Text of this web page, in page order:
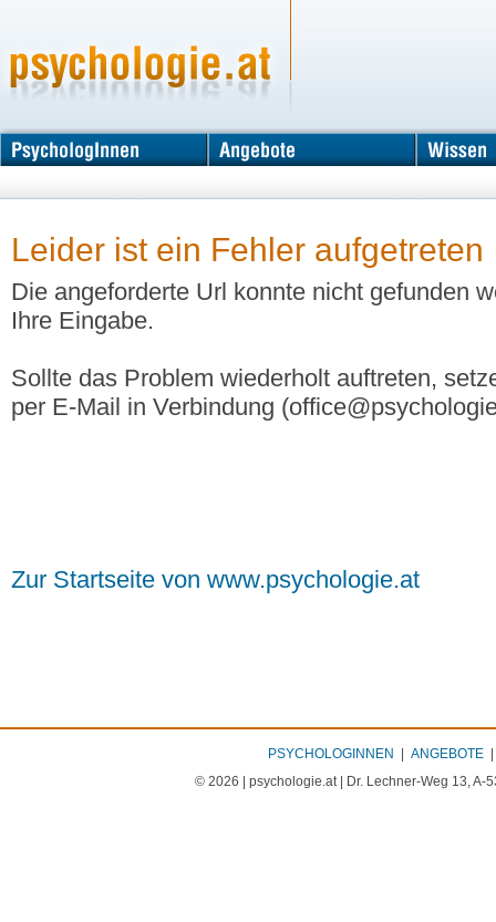
Leider ist ein Fehler aufgetreten
Die angeforderte Url konnte nicht gefunden
Ihre Eingabe.
Sollte das Problem wiederholt auftreten,
per E-Mail in Verbindung
Zur Startseite von www.psychologie.at
PSYCHOLOGINNEN ANGEBOTE
© 2026 | psychologie.at | Dr. Lechner-Weg 13,